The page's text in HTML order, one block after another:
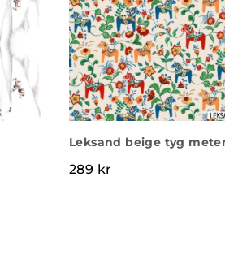
Leksand beige tyg
289 kr